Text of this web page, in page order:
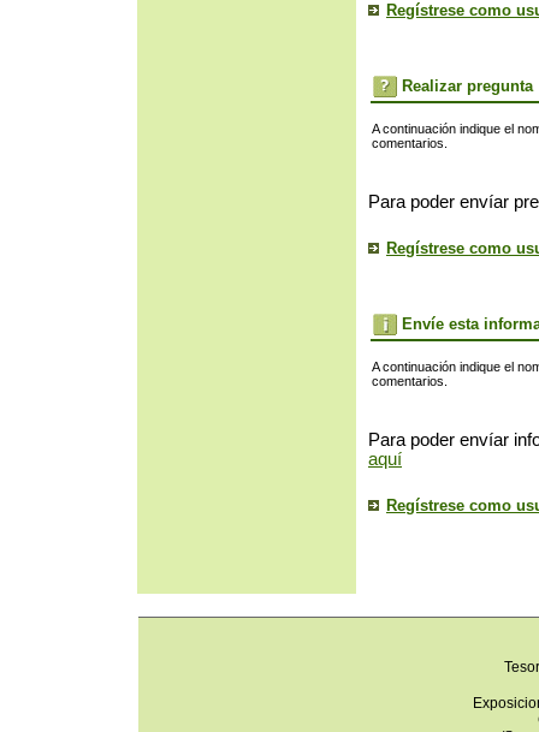
Regístrese como
Realizar pregunta
A continuación indique el
comentarios.
Para poder envíar
Regístrese como
Envíe esta
A continuación indique el
comentarios.
Para poder envíar
aquí
Regístrese como